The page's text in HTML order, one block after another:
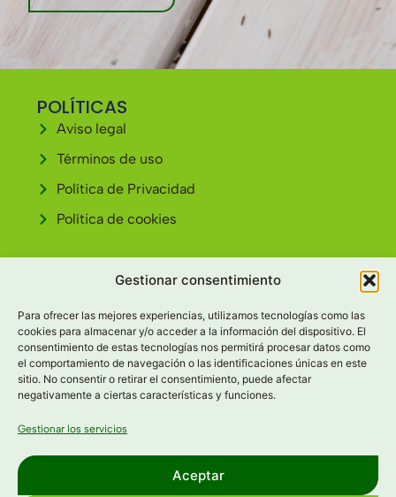
Gestionar consentimiento
Para ofrecer las mejores experiencias, utilizamos tecnologías como las
cookies para almacenar y/o acceder a la información del dispositivo. El
consentimiento de estas tecnologías nos permitirá procesar datos como
el comportamiento de navegación o las identificaciones únicas en este
sitio. No consentir o retirar el consentimiento, puede afectar
negativamente a ciertas características y funciones.
Gestionar los servicios
Aceptar
POLÍTICAS
Aviso legal
Términos de uso
Política de Privacidad
Política de cookies
Av. Cardenal Cisneros, 30 34004 - PALENCIA
979 69 11 59
info@tescamellia.com